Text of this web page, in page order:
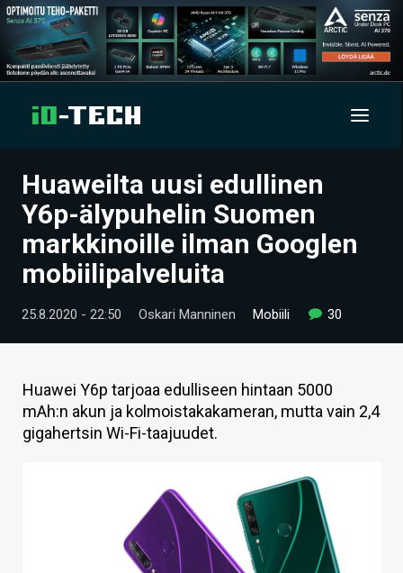
UUTISET
ARTIKKELIT
VIDEOT
TECHBBS
HINTA.FI
KAUPPA
Huaweilta uusi edullinen
Y6p-älypuhelin Suomen
markkinoille ilman Googlen
mobiilipalveluita
25.8.2020 - 22:50 Oskari Manninen Mobiili 30
Huawei Y6p tarjoaa edulliseen hintaan 5000
mAh:n akun ja kolmoistakakameran, mutta vain 2,4
gigahertsin Wi-Fi-taajuudet.